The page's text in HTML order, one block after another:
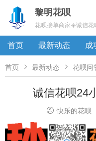
黎明花呗
花呗接单商家☀️诚信花
首页 最新动态 成
首页  最新动态  花呗问
诚信花呗24
 快乐的花呗